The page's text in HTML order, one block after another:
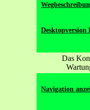
Desktopversion
Das
Navigation